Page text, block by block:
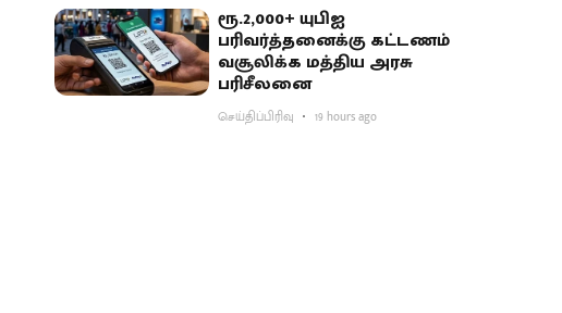
ரூ.2,000+ யுபிஐ
பரிவர்த்தனைக்கு கட்டணம்
வசூலிக்க மத்திய அரசு
பரிசீலனை
செய்திப்பிரிவு 19 hours ago